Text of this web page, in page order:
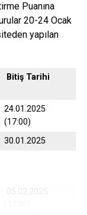
Puanına
20-24 Ocak
yapılan
Bitiş Tarihi
24.01.2025
(17:00)
30.01.2025